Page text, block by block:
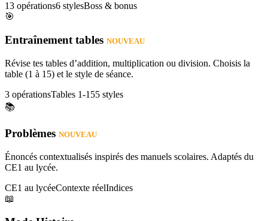
13 opérations6 stylesBoss & bonus
🎯
Entraînement tables NOUVEAU
Révise tes tables d’addition, multiplication ou division. Choisis la
table (1 à 15) et le style de séance.
3 opérationsTables 1-155 styles
📚
Problèmes NOUVEAU
Énoncés contextualisés inspirés des manuels scolaires. Adaptés du
CE1 au lycée.
CE1 au lycéeContexte réelIndices
📖